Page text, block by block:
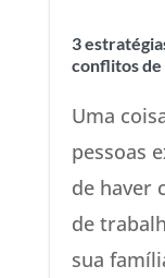
3
conflitos de
Uma
pessoas
de haver
de
sua